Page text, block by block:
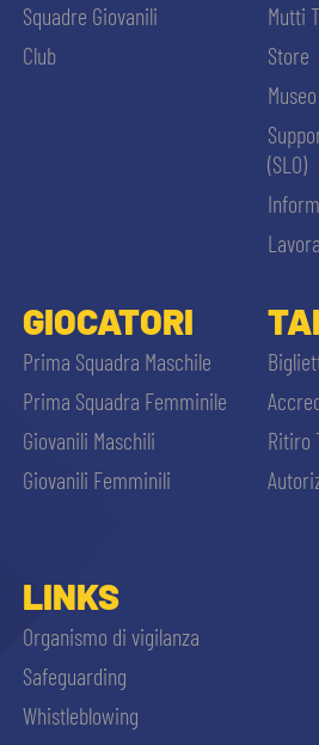
Squadre Giovanili
Club
Mutti
Store
Museo
(SLO)
GIOCATORI
Prima Squadra Maschile
Prima Squadra Femminile
Giovanili Maschili
Giovanili Femminili
Ritiro
LINKS
Organismo di vigilanza
Safeguarding
Whistleblowing